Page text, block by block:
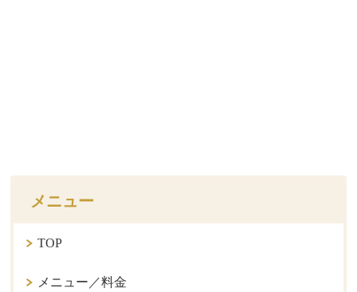
メニュー
TOP
メニュー／料金